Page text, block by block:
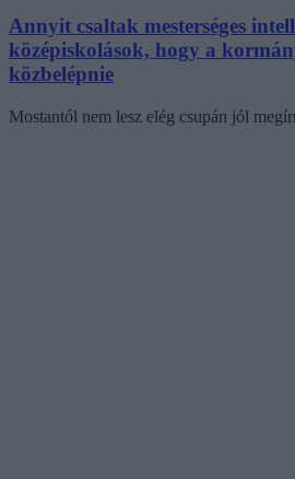
Annyit csaltak mesterséges
középiskolások, hogy a
közbelépnie
Mostantól nem lesz elég csupán jól